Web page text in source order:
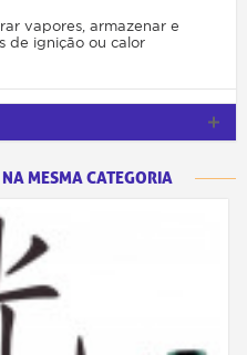
vapores, armazenar e
de ignição ou calor
MESMA CATEGORIA